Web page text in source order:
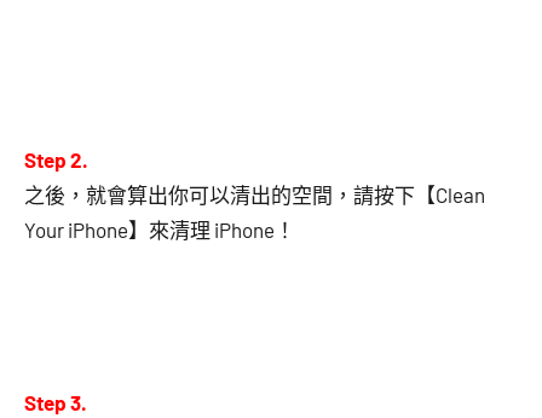
Step 2.
之後，就會算出你可以清出的空間，請按下【Clean
Your iPhone】來清理 iPhone！
Step 3.